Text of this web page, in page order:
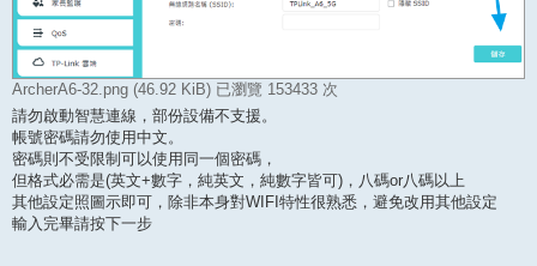
ArcherA6-32.png (46.92 KiB) 已瀏覽 153433 次
請勿啟動智慧連線，部份設備不支援。
帳號密碼請勿使用中文。
密碼則不受限制可以使用同一個密碼，
但格式必需是(英文+數字，純英文，純數字皆可)，八碼or八碼以上
其他設定照圖示即可，除非本身對WIFI特性很熟悉，避免改用其他設定
輸入完畢請按下一步